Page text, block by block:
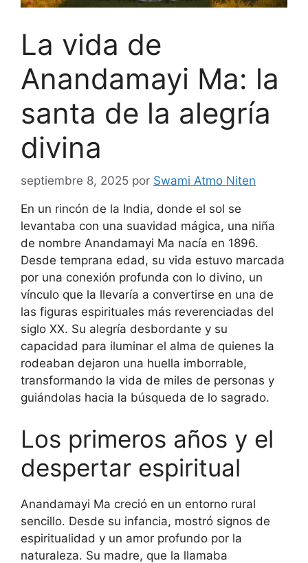
La vida de
Anandamayi Ma: la
santa de la alegría
divina
septiembre 8, 2025 por Swami Atmo Niten
En un rincón de la India, donde el sol se
levantaba con una suavidad mágica, una niña
de nombre Anandamayi Ma nacía en 1896.
Desde temprana edad, su vida estuvo marcada
por una conexión profunda con lo divino, un
vínculo que la llevaría a convertirse en una de
las figuras espirituales más reverenciadas del
siglo XX. Su alegría desbordante y su
capacidad para iluminar el alma de quienes la
rodeaban dejaron una huella imborrable,
transformando la vida de miles de personas y
guiándolas hacia la búsqueda de lo sagrado.
Los primeros años y el
despertar espiritual
Anandamayi Ma creció en un entorno rural
sencillo. Desde su infancia, mostró signos de
espiritualidad y un amor profundo por la
naturaleza. Su madre, que la llamaba